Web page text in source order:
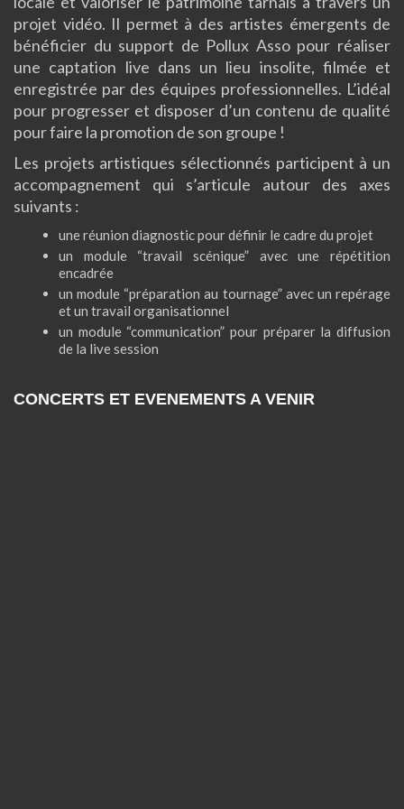
projet vidéo. Il permet à des artistes émergents de
bénéficier du support de Pollux Asso pour réaliser
une captation live dans un lieu insolite, filmée et
enregistrée par des équipes professionnelles. L’idéal
pour progresser et disposer d’un contenu de qualité
pour faire la promotion de son groupe !
Les projets artistiques sélectionnés participent à un
accompagnement qui s’articule autour des axes
suivants :
une réunion diagnostic pour définir le cadre du projet
un module “travail scénique” avec une répétition
encadrée
un module “préparation au tournage” avec un repérage
et un travail organisationnel
un module “communication” pour préparer la diffusion
de la live session
CONCERTS ET EVENEMENTS A VENIR